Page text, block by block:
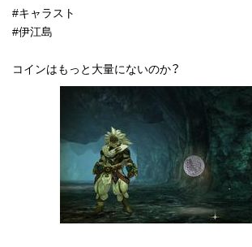
#キャラスト
#伊江島
コインはもっと大量にないのか？